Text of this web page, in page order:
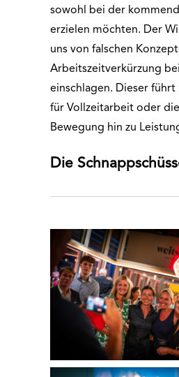
sowohl bei der
erzielen möchten. Der
uns von falschen
Arbeitszeitverkürzung
einschlagen. Dieser
für Vollzeitarbeit oder
Bewegung hin zu
Die